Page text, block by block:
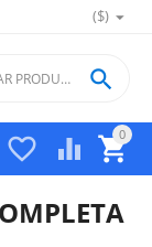
($)
0

 
